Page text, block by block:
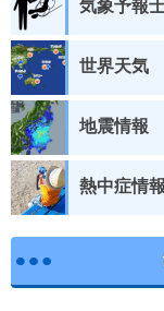
気象予報
世界天気
地震情報
熱中症情報